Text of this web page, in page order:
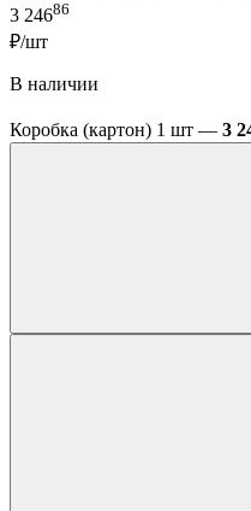
3 24686
₽/шт
В наличии
Коробка (картон) 1 шт — 3